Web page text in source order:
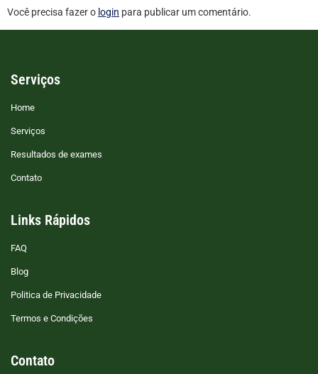
Você precisa fazer o login para publicar um comentário.
Serviços
Home
Serviços
Resultados de exames
Contato
Links Rápidos
FAQ
Blog
Politica de Privacidade
Termos e Condições
Contato